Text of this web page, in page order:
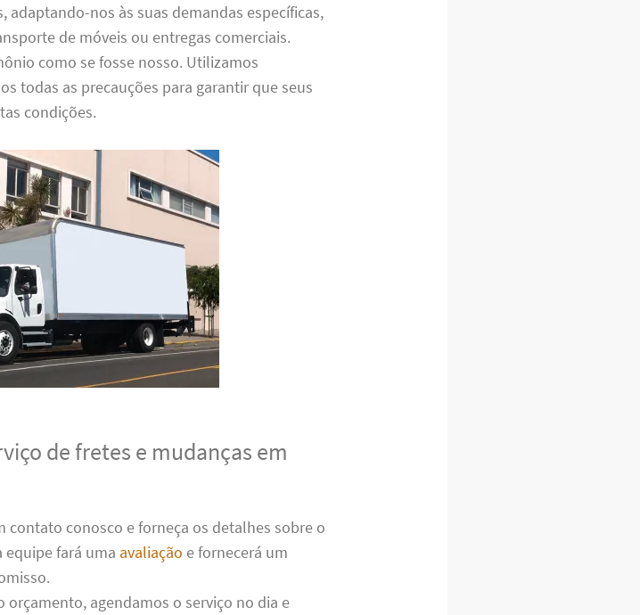
adaptando-nos às suas demandas específicas,
de móveis ou entregas comerciais.
como se fosse nosso. Utilizamos
todas as precauções para garantir que seus
condições.
de fretes e mudanças em
contato conosco e forneça os detalhes sobre o
equipe fará uma avaliação e fornecerá um
orçamento, agendamos o serviço no dia e